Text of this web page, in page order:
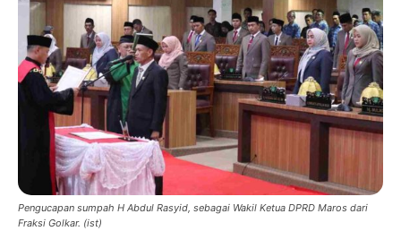
Pengucapan sumpah H Abdul Rasyid, sebagai Wakil Ketua DPRD Maros dari
Fraksi Golkar. (ist)